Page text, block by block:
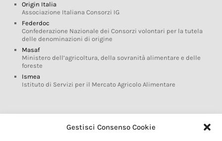
Gestisci Consenso Cookie
Origin Italia
Associazione Italiana Consorzi IG
Federdoc
Confederazione Nazionale dei Consorzi volontari per la tutela
delle denominazioni di origine
Masaf
Ministero dell’agricoltura, della sovranità alimentare e delle
foreste
Ismea
Istituto di Servizi per il Mercato Agricolo Alimentare
Glossario DOP IGP